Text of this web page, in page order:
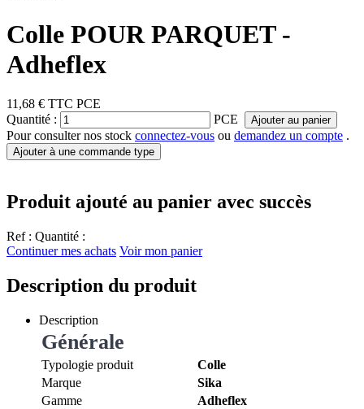
Colle POUR PARQUET -
Adheflex
11,68 € TTC PCE
Quantité :
PCE Ajouter au panier
Pour consulter nos stock connectez-vous ou demandez un compte .
Ajouter à une commande type
Produit ajouté au panier avec succès
Ref : Quantité :
Continuer mes achats Voir mon panier
Description du produit
Description
Générale
Typologie produit
Colle
Marque
Sika
Gamme
Adheflex